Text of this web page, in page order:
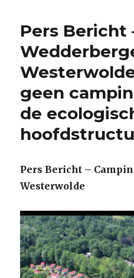
Pers Bericht
geen
de
Pers Bericht –
Westerwolde